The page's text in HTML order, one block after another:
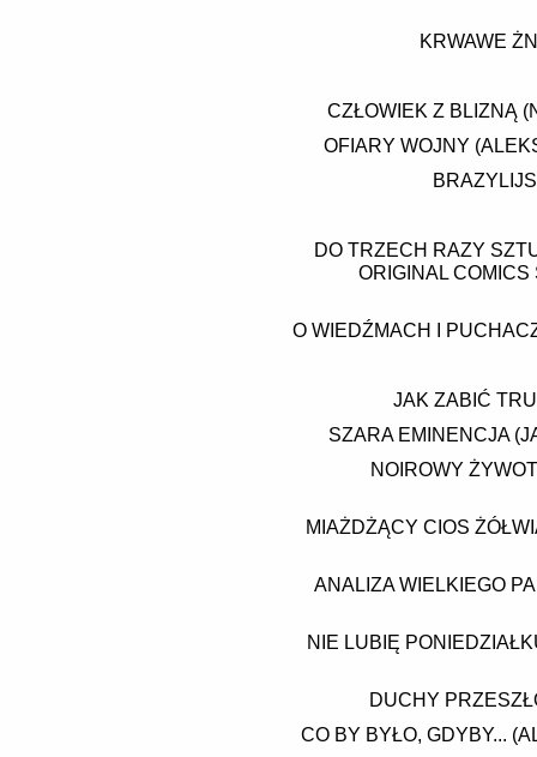
KRWAWE
CZŁOWIEK Z BLIZNĄ
OFIARY WOJNY
DO TRZECH RAZY
ORIGINAL
O WIEDŹMACH I
JAK ZABIĆ
SZARA EMINENCJA
NOIROWY
MIAŻDŻĄCY CIOS
ANALIZA WIELKIEGO
NIE LUBIĘ
DUCHY
CO BY BYŁO, GDYBY...